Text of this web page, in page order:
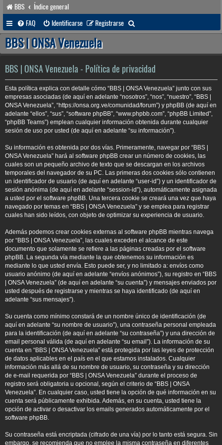
BBS
Índice general
FAQ
Identificarse Registrarse
u
a
r
BBS | ONSA Venezuela
BBS | ONSA Venezuela - Política de privacidad
Esta política explica con detalle cómo “BBS | ONSA Venezuela” junto con sus
empresas asociadas (de aquí en adelante “nosotros”, “nos”, “nuestro”, “BBS |
ONSA Venezuela”, “https://onsa.org.ve/comunidad/forum”) y phpBB (de aquí en
adelante “ellos”, “sus”, “software phpBB”, “www.phpbb.com”, “phpBB Limited”,
“phpBB Teams”) emplean cualquier información obtenida durante cualquier
sesión de uso por usted (de aquí en adelante “su información”).
Su información es obtenida por dos vías. Primeramente, navegar por “BBS |
ONSA Venezuela” hará al software phpBB crear un número de cookies, las
cuales son un pequeño archivo de texto que se descargan en los archivos
temporales del navegador de su PC. Las primeras dos cookies sólo contienen
un identificador de usuario (de aquí en adelante “user-id”) y un identificador de
sesión anónima (de aquí en adelante “session-id”), automáticamente asignada
a usted por el software phpBB. Una tercera cookie se creará una vez que haya
navegado por temas en “BBS | ONSA Venezuela” y se emplea para registrar
cuales han sido leídos, con objeto de optimizar su experiencia de usuario.
Además podemos crear cookies externas al software phpBB mientras navega
por “BBS | ONSA Venezuela”, las cuales exceden el alcance de este
documento que solamente se refiere a las páginas creadas por el software
phpBB. La segunda vía mediante la que obtenemos su información es
mediante lo que usted envía. Esto puede ser, y no limitado a: envíos como
usuario anónimo (de aquí en adelante “envíos anónimos”), su registro en “BBS
| ONSA Venezuela” (de aquí en adelante “su cuenta”) y mensajes enviados por
usted después de registrarse y mientras se haya identificado (de aquí en
adelante “sus mensajes”).
Su cuenta como mínimo constará de un nombre único de identificación (de
aquí en adelante “su nombre de usuario”), una contraseña personal empleada
para la identificación (de aquí en adelante “su contraseña”) y una dirección de
email personal válida (de aquí en adelante “su email”). La información de su
cuenta en “BBS | ONSA Venezuela” está protegida por las leyes de protección
de datos aplicables en el país en el que estamos instalados. Cualquier
información más allá de su nombre de usuario, su contraseña y su dirección
de e-mail requerida por “BBS | ONSA Venezuela” durante el proceso de
registro será obligatoria u opcional, según el criterio de “BBS | ONSA
Venezuela”. En cualquier caso, usted tiene la opción de qué información en su
cuenta será públicamente exhibida. Además, en su cuenta, usted tiene la
opción de activar o desactivar los emails generados automáticamente por el
software phpBB.
Su contraseña está encriptada (cifrado de una vía) por lo tanto está segura. Sin
embargo, se recomienda que no emplee la misma contraseña en diferentes